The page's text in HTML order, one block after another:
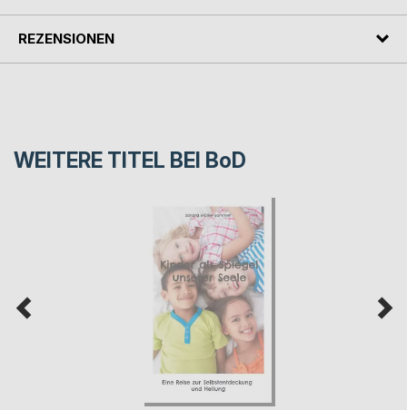
REZENSIONEN
WEITERE TITEL BEI BoD